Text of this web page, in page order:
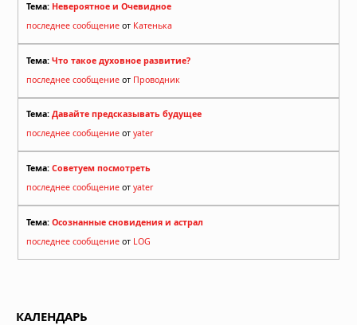
Тема: Невероятное и Очевидное
последнее сообщение от Катенька
Тема: Что такое духовное развитие?
последнее сообщение от Проводник
Тема: Давайте предсказывать будущее
последнее сообщение от yater
Тема: Советуем посмотреть
последнее сообщение от yater
Тема: Осознанные сновидения и астрал
последнее сообщение от LOG
КАЛЕНДАРЬ